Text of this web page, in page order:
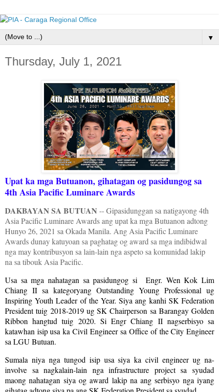
▼
Thursday, July 1, 2021
Upat ka mga Butuanon, gihatagan og pasidungog sa
4th Asia Pacific Luminare Awards
DAKBAYAN SA BUTUAN -- Gipasidunggan sa natigayong 4th
Asia Pacific Luminare Awards ang upat ka mga Butuanon adtong
Hunyo 26, 2021 sa Okada Manila. Ang Asia Pacific Luminare
Awards dunay katuyoan sa paghatag og award sa mga indibidwal
nga may kontribusyon sa lain-lain nga aspeto sa komunidad lakip
na sa tibouk Asia Pacific.
Usa sa mga nahatagan sa pasidungog si Engr. Wen Kok Lim
Chiang II sa kategoryang Outstanding Young Professional ug
Inspiring Youth Leader of the Year. Siya ang kanhi SK Federation
President tuig 2018-2019 ug SK Chairperson sa Barangay Golden
Ribbon hangtud tuig 2020. Si Engr Chiang II nagserbisyo sa
katawhan isip usa ka Civil Engineer sa Office of the City Engineer
sa LGU Butuan.
Sumala niya nga tungod isip usa siya ka civil engineer ug na-
involve sa nagkalain-lain nga infrastructure project sa syudad
maong nahatagan siya og award lakip na ang serbisyo nga iyang